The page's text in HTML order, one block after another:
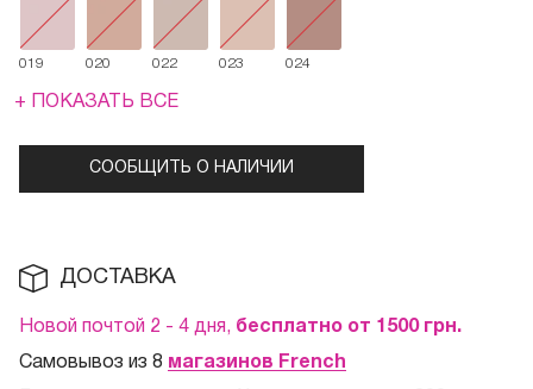
019 020 022 023 024
+ ПОКАЗАТЬ ВСЕ
СООБЩИТЬ О НАЛИЧИИ
ДОСТАВКА
Новой почтой 2 - 4 дня, бесплатно от 1500 грн.
Самовывоз из 8 магазинов French